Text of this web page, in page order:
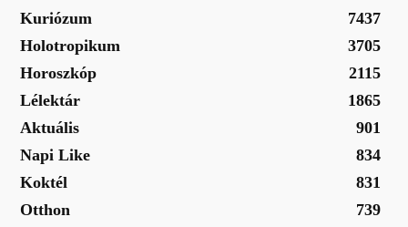
Kuriózum
7437
Holotropikum
3705
Horoszkóp
2115
Lélektár
1865
Aktuális
901
Napi Like
834
Koktél
831
Otthon
739